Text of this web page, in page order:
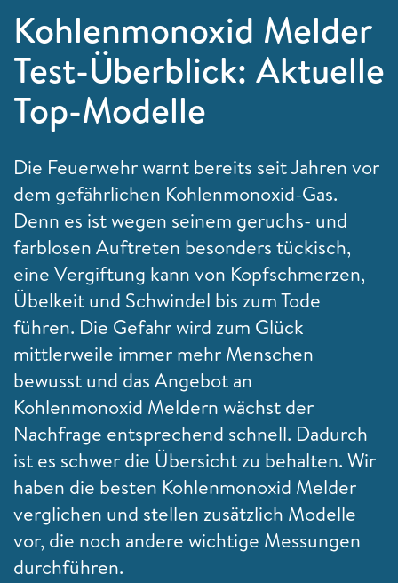
Kohlenmonoxid Melder
Test-Überblick: Aktuelle
Top-Modelle
Die Feuerwehr warnt bereits seit Jahren vor
dem gefährlichen Kohlenmonoxid-Gas.
Denn es ist wegen seinem geruchs- und
farblosen Auftreten besonders tückisch,
eine Vergiftung kann von Kopfschmerzen,
Übelkeit und Schwindel bis zum Tode
führen. Die Gefahr wird zum Glück
mittlerweile immer mehr Menschen
bewusst und das Angebot an
Kohlenmonoxid Meldern wächst der
Nachfrage entsprechend schnell. Dadurch
ist es schwer die Übersicht zu behalten. Wir
haben die besten Kohlenmonoxid Melder
verglichen und stellen zusätzlich Modelle
vor, die noch andere wichtige Messungen
durchführen.